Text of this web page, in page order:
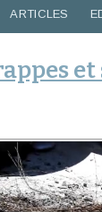
ARTICLES